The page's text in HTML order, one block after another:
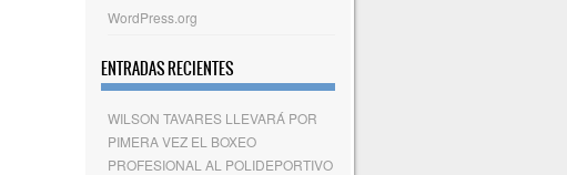
WordPress.org
ENTRADAS RECIENTES
WILSON TAVARES LLEVARÁ POR
PIMERA VEZ EL BOXEO
PROFESIONAL AL POLIDEPORTIVO